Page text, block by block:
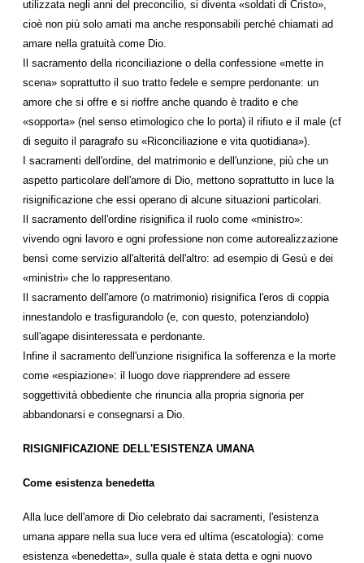
utilizzata negli anni del preconcilio, si diventa «soldati di Cristo»,
cioè non più solo amati ma anche responsabili perché chiamati ad
amare nella gratuità come Dio.
Il sacramento della riconciliazione o della confessione «mette in
scena» soprattutto il suo tratto fedele e sempre perdonante: un
amore che si offre e si rioffre anche quando è tradito e che
«sopporta» (nel senso etimologico che lo porta) il rifiuto e il male (cf
di seguito il paragrafo su «Riconciliazione e vita quotidiana»).
I sacramenti dell'ordine, del matrimonio e dell'unzione, più che un
aspetto particolare dell'amore di Dio, mettono soprattutto in luce la
risignificazione che essi operano di alcune situazioni particolari.
Il sacramento dell'ordine risignifica il ruolo come «ministro»:
vivendo ogni lavoro e ogni professione non come autorealizzazione
bensì come servizio all'alterità dell'altro: ad esempio di Gesù e dei
«ministri» che lo rappresentano.
Il sacramento dell'amore (o matrimonio) risignifica l'eros di coppia
innestandolo e trasfigurandolo (e, con questo, potenziandolo)
sull'agape disinteressata e perdonante.
Infine il sacramento dell'unzione risignifica la sofferenza e la morte
come «espiazione»: il luogo dove riapprendere ad essere
soggettività obbediente che rinuncia alla propria signoria per
abbandonarsi e consegnarsi a Dio.
RISIGNIFICAZIONE DELL'ESISTENZA UMANA
Come esistenza benedetta
Alla luce dell'amore di Dio celebrato dai sacramenti, l'esistenza
umana appare nella sua luce vera ed ultima (escatologia): come
esistenza «benedetta», sulla quale è stata detta e ogni nuovo